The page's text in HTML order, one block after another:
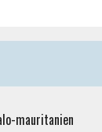
mauritanien